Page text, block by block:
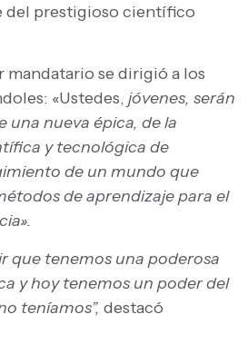
del prestigioso científico
mandatario se dirigió a los
«Ustedes, jóvenes, serán
una nueva épica, de la
y tecnológica de
de un mundo que
de aprendizaje para el
que tenemos una poderosa
y hoy tenemos un poder del
teníamos”, destacó